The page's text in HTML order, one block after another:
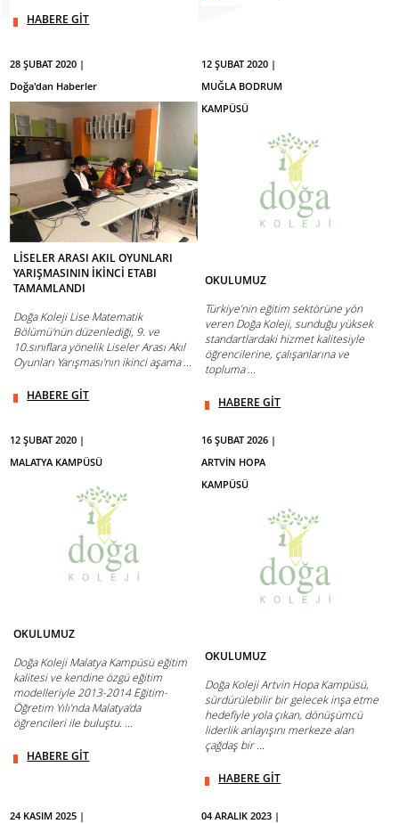
HABERE GİT
28 ŞUBAT 2020 |
Doğa'dan Haberler
LİSELER ARASI AKIL OYUNLARI
YARIŞMASININ İKİNCİ ETABI
TAMAMLANDI
Doğa Koleji Lise Matematik
Bölümü'nün düzenlediği, 9. ve
10.sınıflara yönelik Liseler Arası Akıl
Oyunları Yarışması'nın ikinci aşama ...
HABERE GİT
12 ŞUBAT 2020 |
MUĞLA BODRUM
KAMPÜSÜ
OKULUMUZ
Türkiye’nin eğitim sektörüne yön
veren Doğa Koleji, sunduğu yüksek
standartlardaki hizmet kalitesiyle
öğrencilerine, çalışanlarına ve
topluma ...
HABERE GİT
12 ŞUBAT 2020 |
MALATYA KAMPÜSÜ
OKULUMUZ
Doğa Koleji Malatya Kampüsü eğitim
kalitesi ve kendine özgü eğitim
modelleriyle 2013-2014 Eğitim-
Öğretim Yılı’nda Malatya’da
öğrencileri ile buluştu. ...
HABERE GİT
16 ŞUBAT 2026 |
ARTVİN HOPA
KAMPÜSÜ
OKULUMUZ
Doğa Koleji Artvin Hopa Kampüsü,
sürdürülebilir bir gelecek inşa etme
hedefiyle yola çıkan, dönüşümcü
liderlik anlayışını merkeze alan
çağdaş bir ...
HABERE GİT
24 KASIM 2025 |
04 ARALIK 2023 |